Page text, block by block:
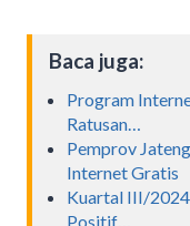
Baca juga:
Program
Ratusan…
Pemprov
Internet Gratis
Kuartal III/
Positif…